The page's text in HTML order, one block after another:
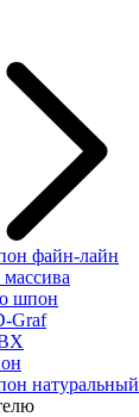
файн-лайн
шпон
Graf
натуральный